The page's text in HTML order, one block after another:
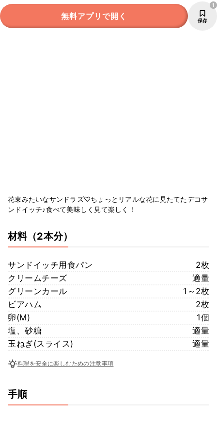
無料アプリで開く 保存
1
花束みたいなサンドラズ♡ちょっとリアルな花に見たてたデコサ
ンドイッチ♪食べて美味しく見て楽しく！
材料（2本分）
サンドイッチ用食パン
2枚
クリームチーズ
適量
グリーンカール
1～2枚
ビアハム
2枚
卵(M)
1個
塩、砂糖
適量
玉ねぎ(スライス)
適量
料理を安全に楽しむための注意事項
手順